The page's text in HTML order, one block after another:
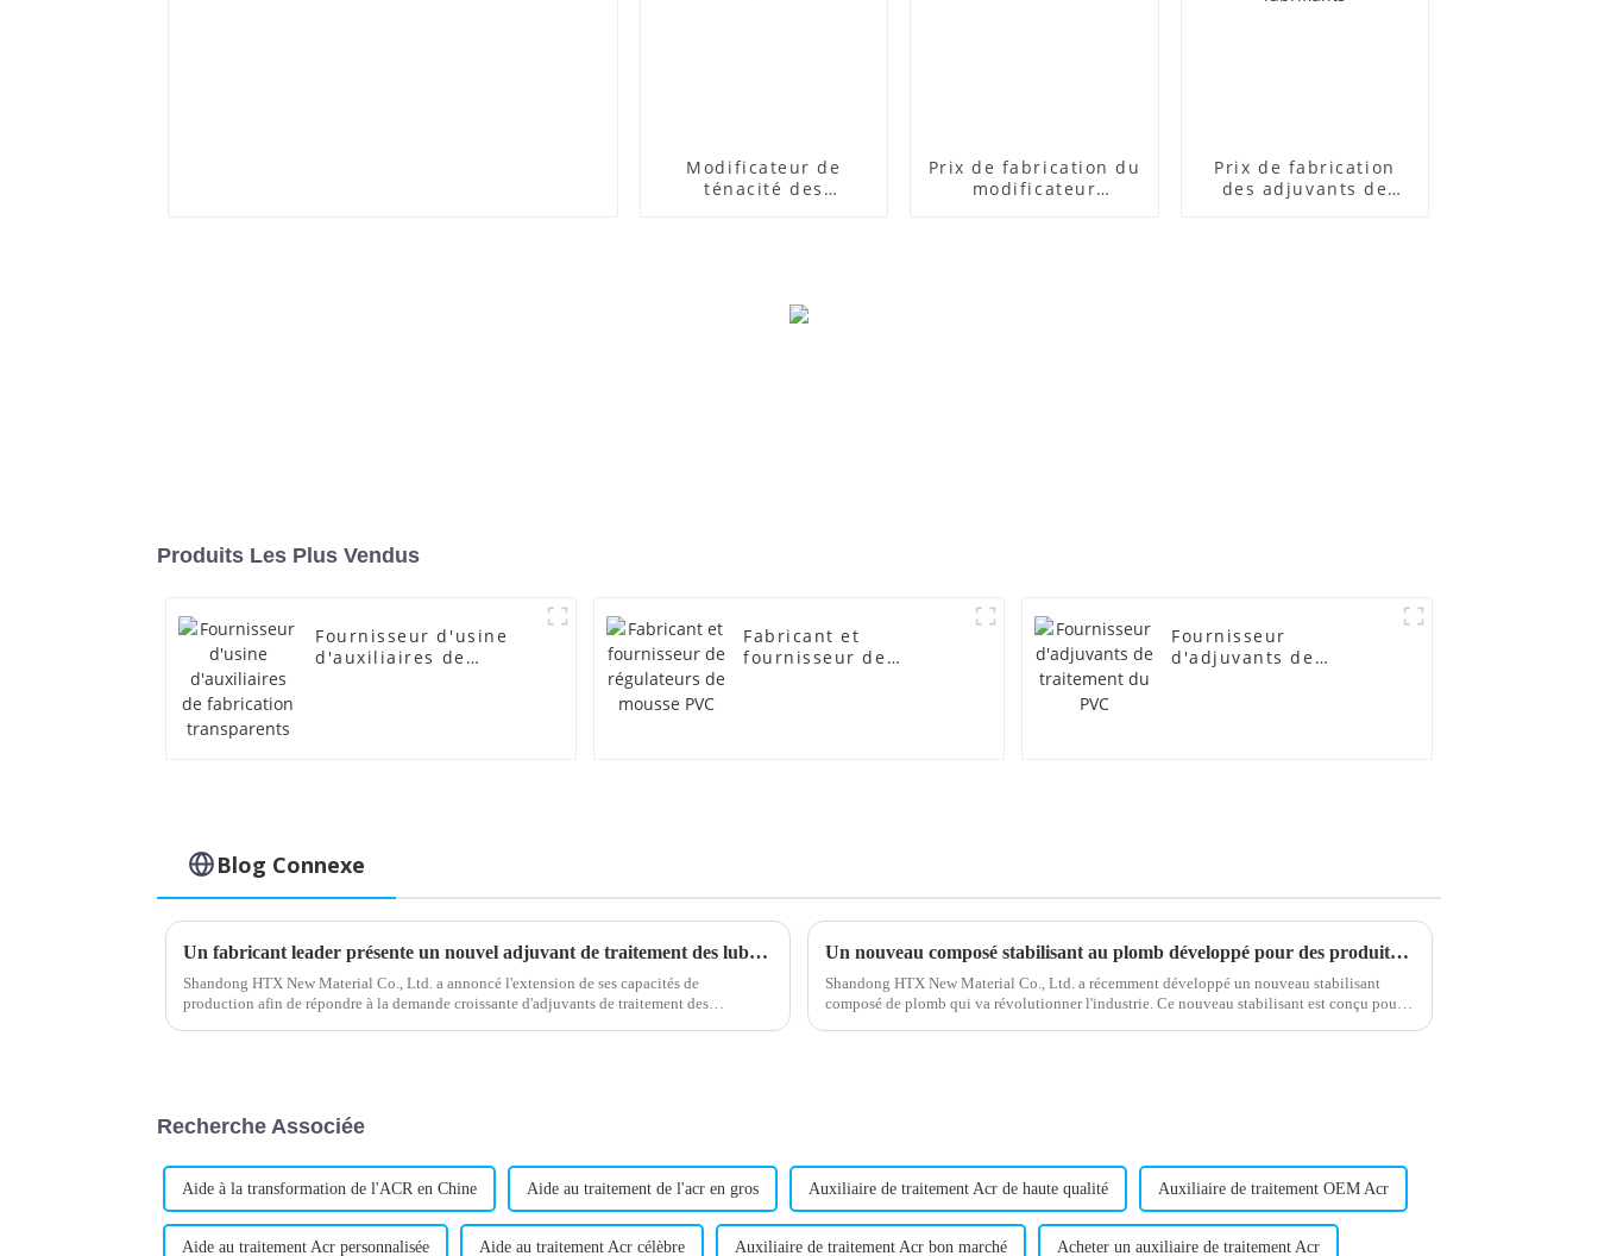
Modificateur de
ténacité des
Prix ​​de fabrication du
modificateur
Prix ​​de fabrication
des adjuvants de
Produits Les Plus Vendus
Fournisseur d'usine
d'auxiliaires de
Fabricant et
fournisseur de
Fournisseur
d'adjuvants de
Blog Connexe
Un fabricant leader présente un nouvel adjuvant de traitement des lubrifiants
Shandong HTX New Material Co., Ltd. a annoncé l'extension de ses capacités de
production afin de répondre à la demande croissante d'adjuvants de traitement des
Un nouveau composé stabilisant au plomb développé pour des produits plus sûrs
Shandong HTX New Material Co., Ltd. a récemment développé un nouveau stabilisant
composé de plomb qui va révolutionner l'industrie. Ce nouveau stabilisant est conçu pour
Recherche Associée
Aide à la transformation de l'ACR en Chine Aide au traitement de l'acr en gros Auxiliaire de traitement Acr de haute qualité Auxiliaire de traitement OEM Acr
Aide au traitement Acr personnalisée Aide au traitement Acr célèbre Auxiliaire de traitement Acr bon marché Acheter un auxiliaire de traitement Acr